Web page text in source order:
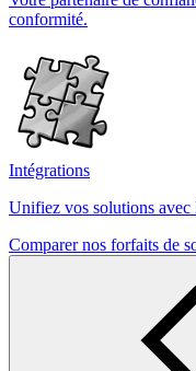
conformité.
Intégrations
Unifiez vos solutions
Comparer nos forfaits de